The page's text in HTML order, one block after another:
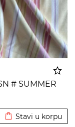
# SUMMER
Stavi u korpu